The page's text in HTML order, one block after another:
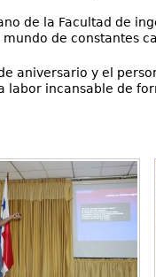
de la Facultad de
de constantes
aniversario y el
labor incansable de